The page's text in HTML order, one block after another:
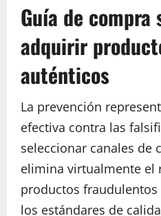
Guía de compra
adquirir
auténticos
La prevención
efectiva contra las
seleccionar canales de
elimina virtualmente el
productos
los estándares de